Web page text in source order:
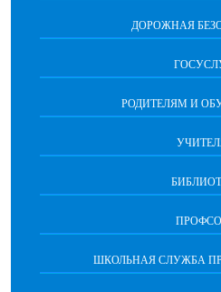
ДОРОЖНАЯ
РОДИТЕЛЯМ И
ШКОЛЬНАЯ СЛУЖБА